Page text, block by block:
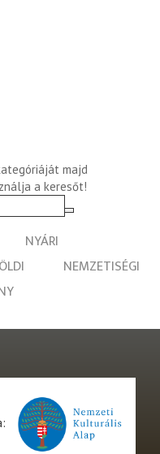
majd
a keresőt!
NYÁRI
NEMZETISÉGI